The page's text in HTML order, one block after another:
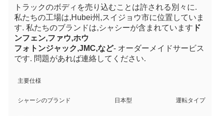
トラックのボディを売り込むことは許される 別々に.
私たちの工場は,Hubei州,スイジョウ市に位置していま
す. 私たちのブランドは,シャシーが含まれています ド
ンフェン,ファウ,ホウ
フォトンジャック,JMC,など- オーダーメイドサービス
です. 問題があれば連絡してください.
主要仕様
シャーシのブランド 日本型 運転タイプ